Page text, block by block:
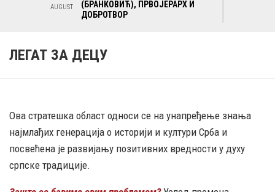
AUGUST
(БРАНКОВИЋ), ПРВОЈЕРАРХ И
ДОБРОТВОР
ЛЕГАТ ЗА ДЕЦУ
Ова стратешка област односи се на унапређење знања
најмлађих генерација о историји и култури Срба и
посвећена је развијању позитивних вредности у духу
српске традиције.